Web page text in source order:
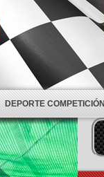
DEPORTE COMPETICIÓN